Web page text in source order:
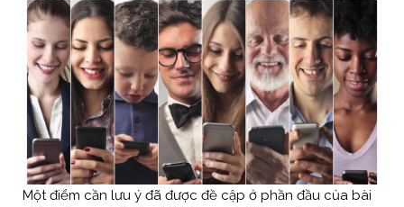
Một điểm cần lưu ý đã được đề cập ở phần đầu của bài